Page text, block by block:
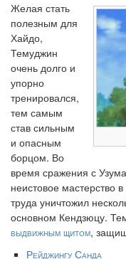
Желая стать
полезным для
Хайдо,
Темуджин
очень долго и
упорно
тренировался,
тем самым
став сильным
и опасным
борцом. Во
время сражения с
неистовое мастерство
труда уничтожил
основном Кендзюцу.
выдвижным щитом,
Рейджингу Санда